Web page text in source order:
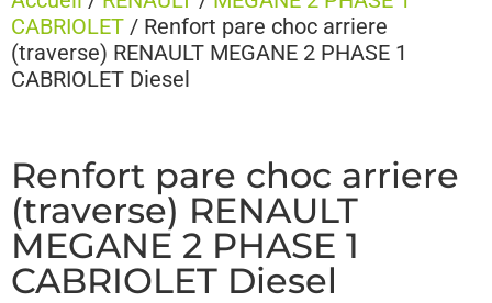
CABRIOLET / Renfort pare choc arriere
(traverse) RENAULT MEGANE 2 PHASE 1
CABRIOLET Diesel
Renfort pare choc arriere
(traverse) RENAULT
MEGANE 2 PHASE 1
CABRIOLET Diesel